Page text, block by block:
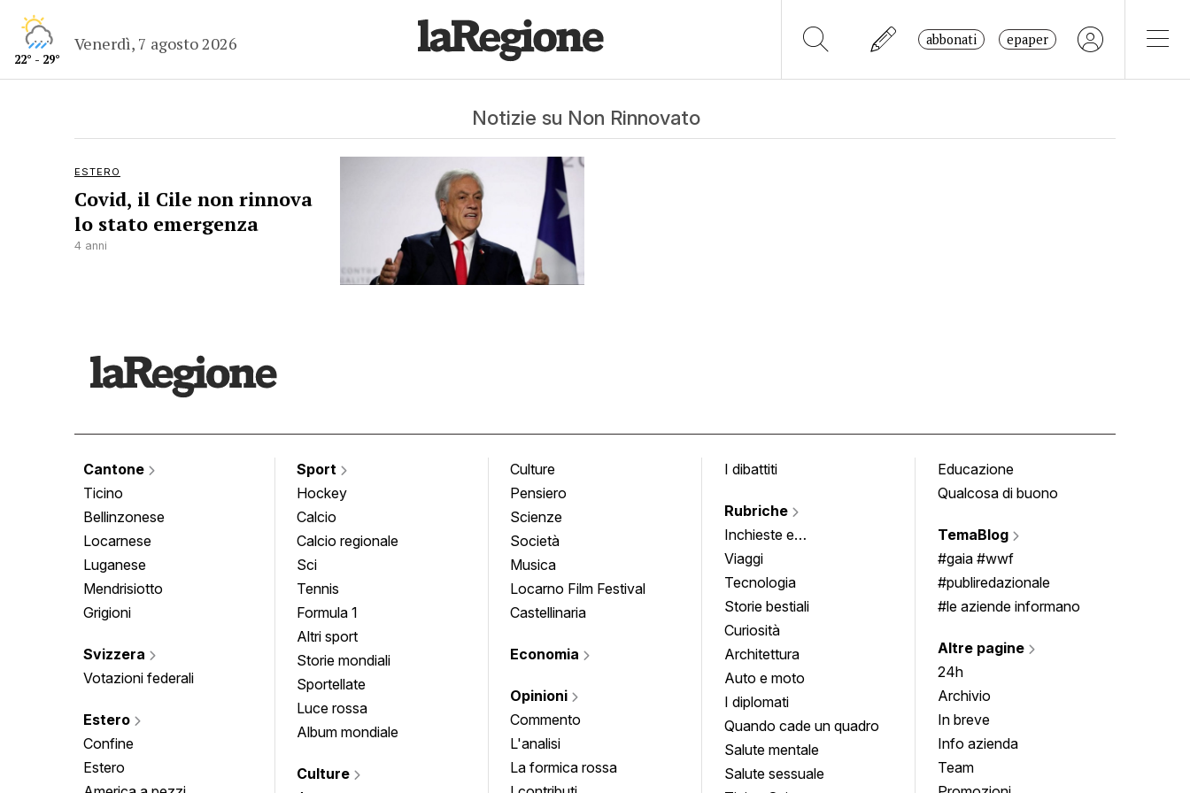
22° - 29°
Venerdì, 7 agosto 2026 abbonati epaper
Notizie su Non Rinnovato
ESTERO
Covid, il Cile non rinnova
lo stato emergenza
4 anni
Cantone
Ticino
Bellinzonese
Locarnese
Luganese
Mendrisiotto
Grigioni
Svizzera
Votazioni federali
Estero
Confine
Estero
Sport
Hockey
Calcio
Calcio regionale
Sci
Tennis
Formula 1
Altri sport
Storie mondiali
Sportellate
Luce rossa
Album mondiale
Culture
Culture
Pensiero
Scienze
Società
Musica
Locarno Film Festival
Castellinaria
Economia
Opinioni
Commento
L'analisi
La formica rossa
I dibattiti
Rubriche
Inchieste e
approfondimenti
Viaggi
Tecnologia
Storie bestiali
Curiosità
Architettura
Auto e moto
I diplomati
Quando cade un quadro
Salute mentale
Salute sessuale
Educazione
Qualcosa di buono
TemaBlog
#gaia #wwf
#publiredazionale
#le aziende informano
Altre pagine
24h
Archivio
In breve
Info azienda
Team